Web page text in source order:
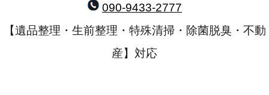
090-9433-2777
【遺品整理・生前整理・特殊清掃・除菌脱臭・不動
産】対応